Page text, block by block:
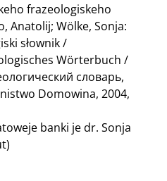
frazeologiskeho
Anatolij; Wölke, Sonja:
słownik /
Wörterbuch /
словарь,
Domowina, 2004,
banki je dr. Sonja